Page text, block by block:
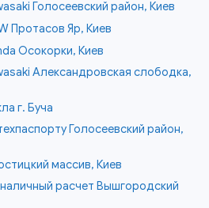
Голосеевский район, Киев
Протасов Яр, Киев
Осокорки, Киев
Александровская слободка,
г. Буча
Голосеевский район,
массив, Киев
расчет Вышгородский